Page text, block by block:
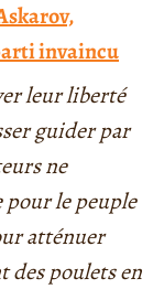
invaincu
leur liberté
guider par
ne
le peuple
atténuer
des poulets en